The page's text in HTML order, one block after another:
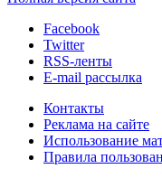
Facebook
Twitter
RSS-ленты
E-mail рассылка
Контакты
Реклама на сайте
Использование
Правила